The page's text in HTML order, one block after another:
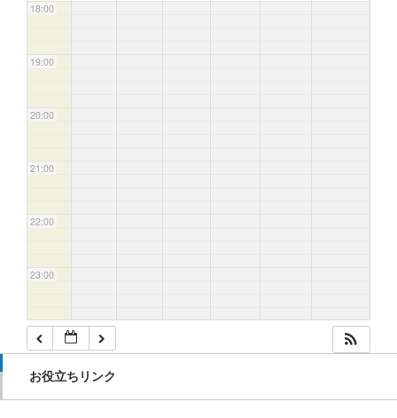
18:00
19:00
20:00
21:00
22:00
23:00
お役立ちリンク